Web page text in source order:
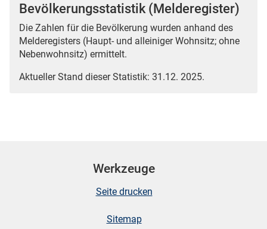
Bevölkerungsstatistik (Melderegister)
Die Zahlen für die Bevölkerung wurden anhand des
Melderegisters (Haupt- und alleiniger Wohnsitz; ohne
Nebenwohnsitz) ermittelt.
Aktueller Stand dieser Statistik: 31.12. 2025.
Werkzeuge
Seite drucken
Sitemap